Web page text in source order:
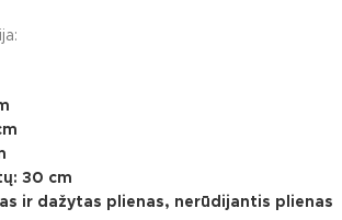
30 cm
ir dažytas plienas, nerūdijantis plienas